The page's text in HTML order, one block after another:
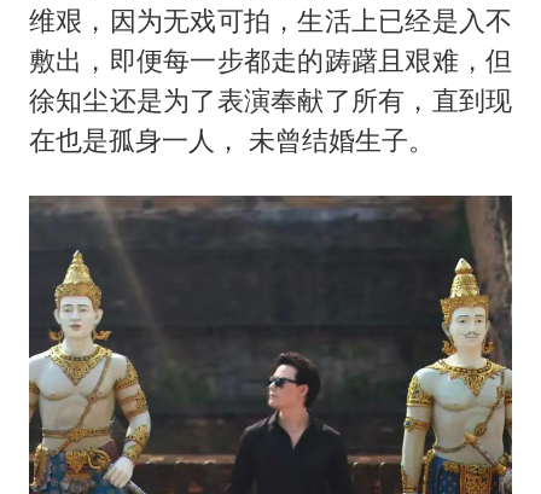
维艰，因为无戏可拍，生活上已经是入不
敷出，即便每一步都走的踌躇且艰难，但
徐知尘还是为了表演奉献了所有，直到现
在也是孤身一人， 未曾结婚生子。